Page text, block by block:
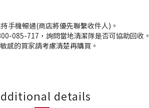
手機暢通(商店將優先聯繫收件人)。
085-717，詢問當地清潔隊是否可協助回收。
感的買家請考慮清楚再購買。
details